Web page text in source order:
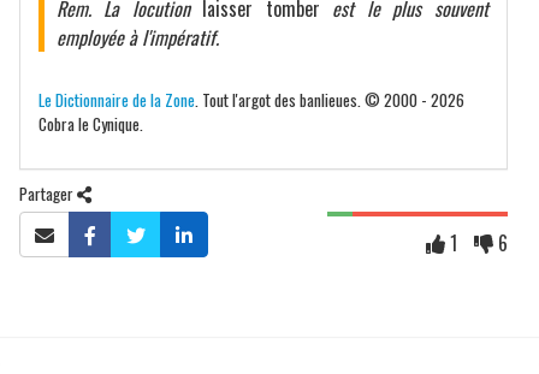
Rem. La locution laisser tomber est le plus souvent
employée à l'impératif.
Le Dictionnaire de la Zone . Tout l'argot des banlieues. © 2000 - 2026
Cobra le Cynique.
Partager
1 6